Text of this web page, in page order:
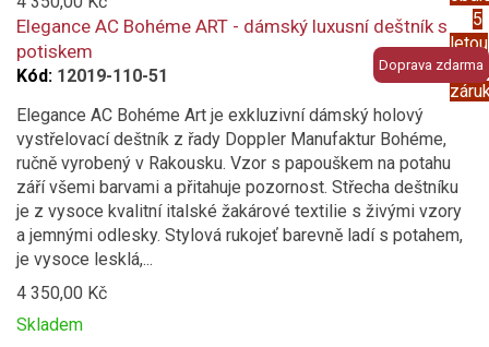
5
letou
compare
Doprava zdarma
Elegance AC Bohéme ART - dámský luxusní deštník s
potiskem
Kód: 12019-110-51
Elegance AC Bohéme Art je exkluzivní dámský holový
vystřelovací deštník z řady Doppler Manufaktur Bohéme,
ručně vyrobený v Rakousku. Vzor s papouškem na potahu
září všemi barvami a přitahuje pozornost. Střecha deštníku
je z vysoce kvalitní italské žakárové textilie s živými vzory
a jemnými odlesky. Stylová rukojeť barevně ladí s potahem,
je vysoce lesklá,...
4 350,00 Kč
Skladem